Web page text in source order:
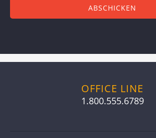
OFFICE LINE
1.800.555.6789